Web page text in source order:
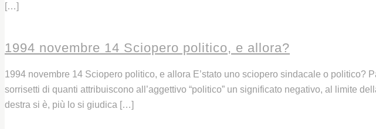
[…]
1994 novembre 14 Sciopero politico, e allora?
1994 novembre 14 Sciopero politico, e allora E’stato uno sciopero sindacale o politico?
sorrisetti di quanti attribuiscono all’aggettivo “politico” un significato negativo, al limite
destra si è, più lo si giudica […]